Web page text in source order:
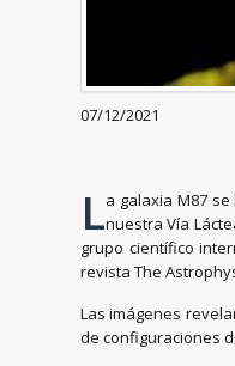
07/12/2021
La galaxia M87
nuestra Vía
grupo científico
revista The
Las imágenes
de configuraciones